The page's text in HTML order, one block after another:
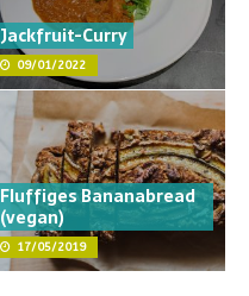
Jackfruit-Curry
09/01/2022
Fluffiges Bananabread
(vegan)
17/05/2019